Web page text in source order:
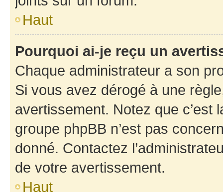
Haut
Pourquoi ai-je reçu un
Chaque administrateur a son
Si vous avez dérogé à une
avertissement. Notez que c’est
groupe phpBB n’est pas
donné. Contactez
de votre avertissement.
Haut